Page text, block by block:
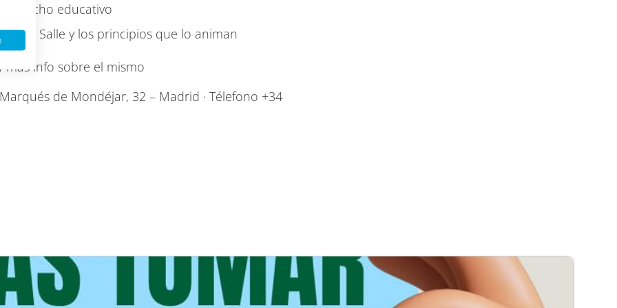
hecho educativo
La Salle y los principios que lo animan
info sobre el mismo
Marqués de Mondéjar, 32 – Madrid · Télefono +34